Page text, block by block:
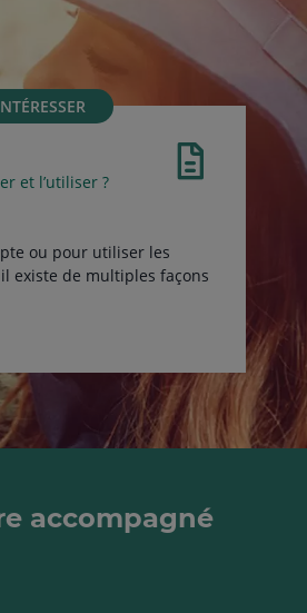
et l’utiliser ?
ou pour utiliser les
existe de multiples façons
accompagné